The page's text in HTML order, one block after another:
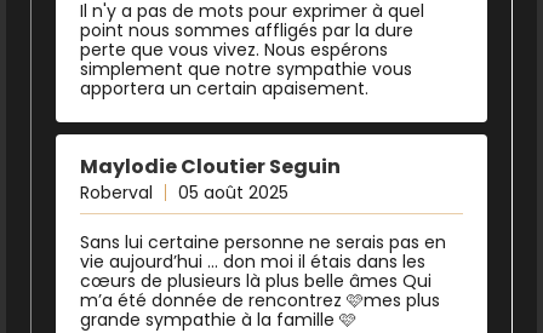
Il n'y a pas de mots pour exprimer à quel
point nous sommes affligés par la dure
perte que vous vivez. Nous espérons
simplement que notre sympathie vous
apportera un certain apaisement.
Maylodie Cloutier Seguin
Roberval 05 août 2025
Sans lui certaine personne ne serais pas en
vie aujourd’hui … don moi il étais dans les
cœurs de plusieurs là plus belle âmes Qui
m’a été donnée de rencontrez 🩷mes plus
grande sympathie à la famille 🩷